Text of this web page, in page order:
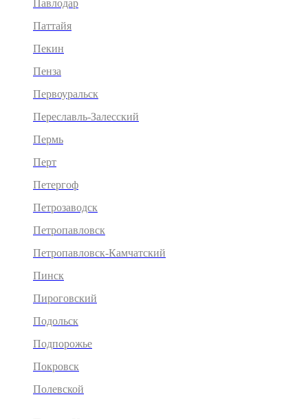
Павлодар
Паттайя
Пекин
Пенза
Первоуральск
Переславль-Залесский
Пермь
Перт
Петергоф
Петрозаводск
Петропавловск
Петропавловск-Камчатский
Пинск
Пироговский
Подольск
Подпорожье
Покровск
Полевской